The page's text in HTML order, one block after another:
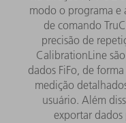
modo o programa e
de comando
precisão de
CalibrationLine
dados FiFo, de
medição
usuário. Além
exportar dados